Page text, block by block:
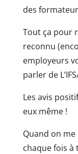
des
Tout ça pour
reconnu
employeurs
parler de
Les avis
eux même !
Quand on me
chaque fois à